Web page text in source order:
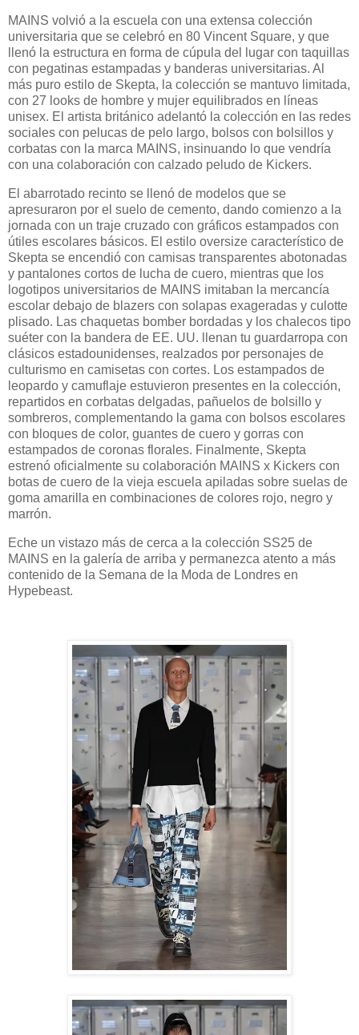
MAINS volvió a la escuela con una extensa colección
universitaria que se celebró en 80 Vincent Square, y que
llenó la estructura en forma de cúpula del lugar con taquillas
con pegatinas estampadas y banderas universitarias. Al
más puro estilo de Skepta, la colección se mantuvo limitada,
con 27 looks de hombre y mujer equilibrados en líneas
unisex. El artista británico adelantó la colección en las redes
sociales con pelucas de pelo largo, bolsos con bolsillos y
corbatas con la marca MAINS, insinuando lo que vendría
con una colaboración con calzado peludo de Kickers.
El abarrotado recinto se llenó de modelos que se
apresuraron por el suelo de cemento, dando comienzo a la
jornada con un traje cruzado con gráficos estampados con
útiles escolares básicos. El estilo oversize característico de
Skepta se encendió con camisas transparentes abotonadas
y pantalones cortos de lucha de cuero, mientras que los
logotipos universitarios de MAINS imitaban la mercancía
escolar debajo de blazers con solapas exageradas y culotte
plisado. Las chaquetas bomber bordadas y los chalecos tipo
suéter con la bandera de EE. UU. llenan tu guardarropa con
clásicos estadounidenses, realzados por personajes de
culturismo en camisetas con cortes. Los estampados de
leopardo y camuflaje estuvieron presentes en la colección,
repartidos en corbatas delgadas, pañuelos de bolsillo y
sombreros, complementando la gama con bolsos escolares
con bloques de color, guantes de cuero y gorras con
estampados de coronas florales. Finalmente, Skepta
estrenó oficialmente su colaboración MAINS x Kickers con
botas de cuero de la vieja escuela apiladas sobre suelas de
goma amarilla en combinaciones de colores rojo, negro y
marrón.
Eche un vistazo más de cerca a la colección SS25 de
MAINS en la galería de arriba y permanezca atento a más
contenido de la Semana de la Moda de Londres en
Hypebeast.